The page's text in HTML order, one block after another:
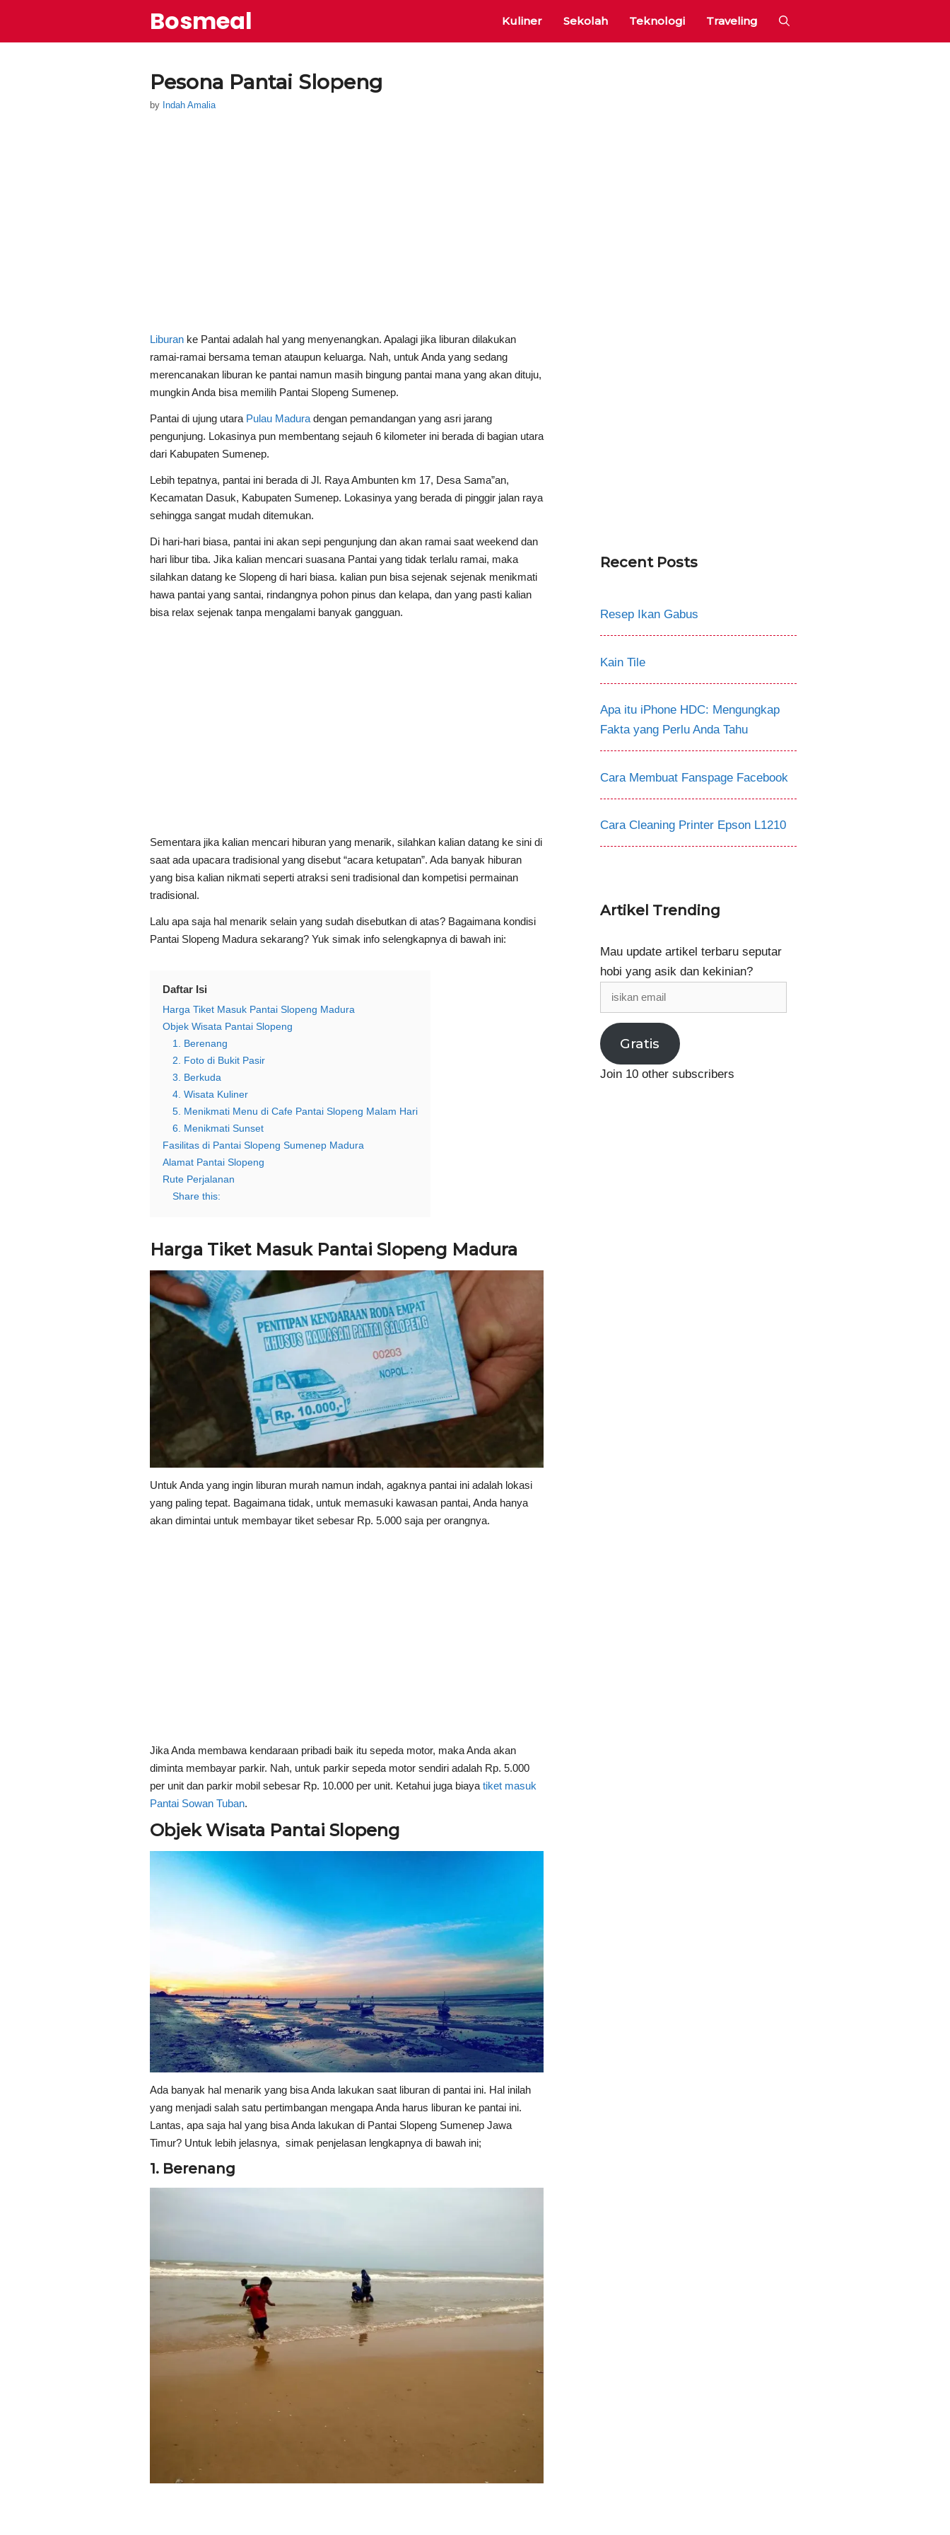
content
Bosmeal Kuliner Sekolah Teknologi Traveling
Pesona Pantai Slopeng
by Indah Amalia
Liburan ke Pantai adalah hal yang menyenangkan. Apalagi jika liburan dilakukan
ramai-ramai bersama teman ataupun keluarga. Nah, untuk Anda yang sedang
merencanakan liburan ke pantai namun masih bingung pantai mana yang akan dituju,
mungkin Anda bisa memilih Pantai Slopeng Sumenep.
Pantai di ujung utara Pulau Madura dengan pemandangan yang asri jarang
pengunjung. Lokasinya pun membentang sejauh 6 kilometer ini berada di bagian utara
dari Kabupaten Sumenep.
Lebih tepatnya, pantai ini berada di Jl. Raya Ambunten km 17, Desa Sama”an,
Kecamatan Dasuk, Kabupaten Sumenep. Lokasinya yang berada di pinggir jalan raya
sehingga sangat mudah ditemukan.
Di hari-hari biasa, pantai ini akan sepi pengunjung dan akan ramai saat weekend dan
hari libur tiba. Jika kalian mencari suasana Pantai yang tidak terlalu ramai, maka
silahkan datang ke Slopeng di hari biasa. kalian pun bisa sejenak sejenak menikmati
hawa pantai yang santai, rindangnya pohon pinus dan kelapa, dan yang pasti kalian
bisa relax sejenak tanpa mengalami banyak gangguan.
Sementara jika kalian mencari hiburan yang menarik, silahkan kalian datang ke sini di
saat ada upacara tradisional yang disebut “acara ketupatan”. Ada banyak hiburan
yang bisa kalian nikmati seperti atraksi seni tradisional dan kompetisi permainan
tradisional.
Lalu apa saja hal menarik selain yang sudah disebutkan di atas? Bagaimana kondisi
Pantai Slopeng Madura sekarang? Yuk simak info selengkapnya di bawah ini:
Daftar Isi
Harga Tiket Masuk Pantai Slopeng Madura
Objek Wisata Pantai Slopeng
1. Berenang
2. Foto di Bukit Pasir
3. Berkuda
4. Wisata Kuliner
5. Menikmati Menu di Cafe Pantai Slopeng Malam Hari
6. Menikmati Sunset
Fasilitas di Pantai Slopeng Sumenep Madura
Alamat Pantai Slopeng
Rute Perjalanan
Share this:
Harga Tiket Masuk Pantai Slopeng Madura
Untuk Anda yang ingin liburan murah namun indah, agaknya pantai ini adalah lokasi
yang paling tepat. Bagaimana tidak, untuk memasuki kawasan pantai, Anda hanya
akan dimintai untuk membayar tiket sebesar Rp. 5.000 saja per orangnya.
Jika Anda membawa kendaraan pribadi baik itu sepeda motor, maka Anda akan
diminta membayar parkir. Nah, untuk parkir sepeda motor sendiri adalah Rp. 5.000
per unit dan parkir mobil sebesar Rp. 10.000 per unit. Ketahui juga biaya tiket masuk
Pantai Sowan Tuban.
Objek Wisata Pantai Slopeng
Ada banyak hal menarik yang bisa Anda lakukan saat liburan di pantai ini. Hal inilah
yang menjadi salah satu pertimbangan mengapa Anda harus liburan ke pantai ini.
Lantas, apa saja hal yang bisa Anda lakukan di Pantai Slopeng Sumenep Jawa
Timur? Untuk lebih jelasnya, simak penjelasan lengkapnya di bawah ini;
1. Berenang
Recent Posts
Resep Ikan Gabus
Kain Tile
Apa itu iPhone HDC: Mengungkap
Fakta yang Perlu Anda Tahu
Cara Membuat Fanspage Facebook
Cara Cleaning Printer Epson L1210
Artikel Trending
Mau update artikel terbaru seputar
hobi yang asik dan kekinian?
isikan
email
Gratis
Join 10 other subscribers